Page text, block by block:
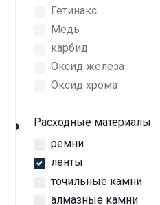
Гетинакс
Медь
карбид
Оксид железа
Оксид хрома
Расходные материалы
ремни
ленты
точильные камни
алмазные камни